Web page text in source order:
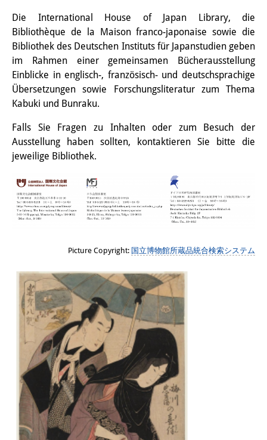
DIJ Alumni
Research
Research Overview
Research cluster:
Sustainability in Japan
Research cluster:
Digital Transformation
Research cluster:
Japan Transregional
Knowledge Production and
Knowledge Infrastructures
Individual projects
Previous Research Foci
Events
Events Overview
DIJ Forum
DIJ Study Group
Die International House of Japan Library, die
Bibliothèque de la Maison franco-japonaise sowie die
Bibliothek des Deutschen Instituts für Japanstudien geben
im Rahmen einer gemeinsamen Bücherausstellung
Einblicke in englisch-, französisch- und deutschsprachige
Übersetzungen sowie Forschungsliteratur zum Thema
Kabuki und Bunraku.
Falls Sie Fragen zu Inhalten oder zum Besuch der
Ausstellung haben sollten, kontaktieren Sie bitte die
jeweilige Bibliothek.
Picture Copyright: 国立博物館所蔵品統合検索システム